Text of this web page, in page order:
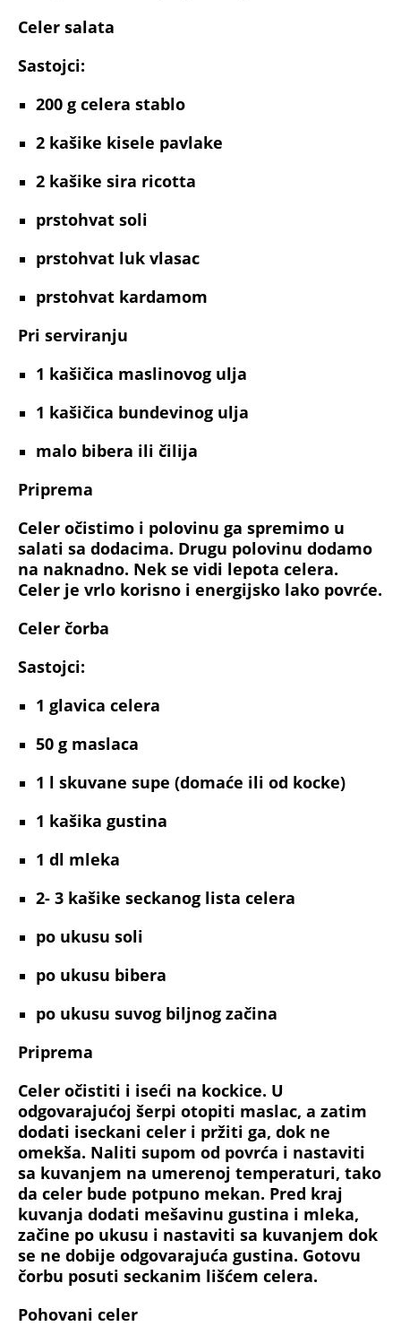
Celer salata
Sastojci:
200 g celera stablo
2 kašike kisele pavlake
2 kašike sira ricotta
prstohvat soli
prstohvat luk vlasac
prstohvat kardamom
Pri serviranju
1 kašičica maslinovog ulja
1 kašičica bundevinog ulja
malo bibera ili čilija
Priprema
Celer očistimo i polovinu ga spremimo u
salati sa dodacima. Drugu polovinu dodamo
na naknadno. Nek se vidi lepota celera.
Celer je vrlo korisno i energijsko lako povrće.
Celer čorba
Sastojci:
1 glavica celera
50 g maslaca
1 l skuvane supe (domaće ili od kocke)
1 kašika gustina
1 dl mleka
2- 3 kašike seckanog lista celera
po ukusu soli
po ukusu bibera
po ukusu suvog biljnog začina
Priprema
Celer očistiti i iseći na kockice. U
odgovarajućoj šerpi otopiti maslac, a zatim
dodati iseckani celer i pržiti ga, dok ne
omekša. Naliti supom od povrća i nastaviti
sa kuvanjem na umerenoj temperaturi, tako
da celer bude potpuno mekan. Pred kraj
kuvanja dodati mešavinu gustina i mleka,
začine po ukusu i nastaviti sa kuvanjem dok
se ne dobije odgovarajuća gustina. Gotovu
čorbu posuti seckanim lišćem celera.
Pohovani celer